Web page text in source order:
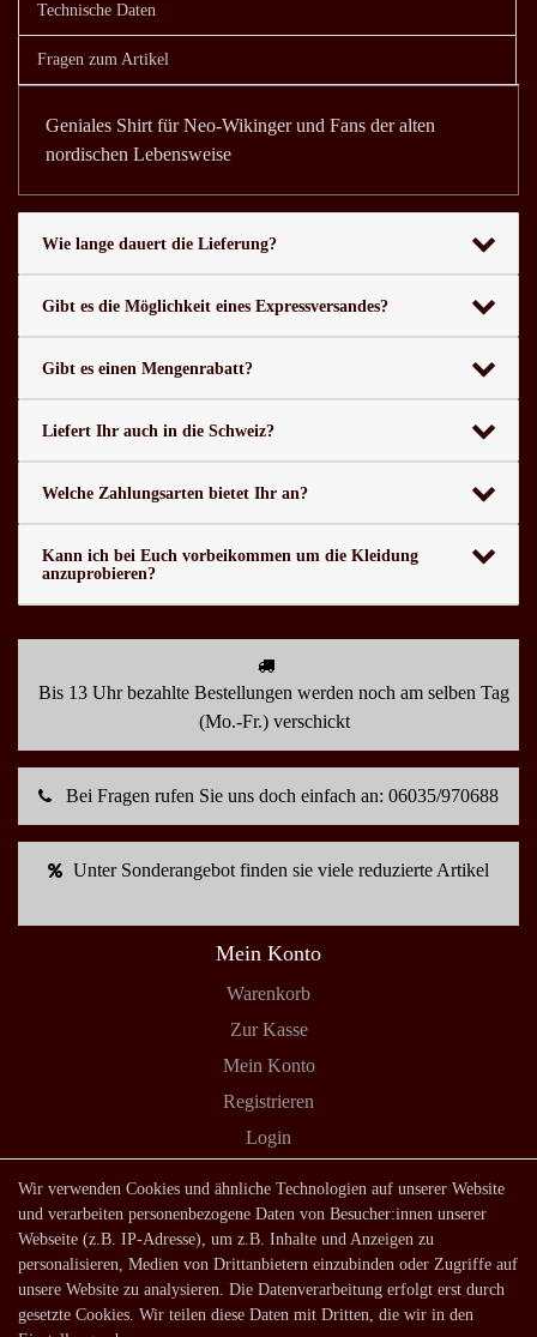
Technische Daten
Fragen zum Artikel
Geniales Shirt für Neo-Wikinger und Fans der alten
nordischen Lebensweise
Wie lange dauert die Lieferung?
Gibt es die Möglichkeit eines Expressversandes?
Gibt es einen Mengenrabatt?
Liefert Ihr auch in die Schweiz?
Welche Zahlungsarten bietet Ihr an?
Kann ich bei Euch vorbeikommen um die Kleidung
anzuprobieren?
Bis 13 Uhr bezahlte Bestellungen werden noch am selben Tag
(Mo.-Fr.) verschickt
Bei Fragen rufen Sie uns doch einfach an: 06035/970688
Unter Sonderangebot finden sie viele reduzierte Artikel
Mein Konto
Warenkorb
Zur Kasse
Mein Konto
Registrieren
Login
Shop
Lagerverkauf
Zahlungsarten
Versandarten und -kosten
Wir verwenden Cookies und ähnliche Technologien auf unserer Website
und verarbeiten personenbezogene Daten von Besucher:innen unserer
Webseite (z.B. IP-Adresse), um z.B. Inhalte und Anzeigen zu
personalisieren, Medien von Drittanbietern einzubinden oder Zugriffe auf
unsere Website zu analysieren. Die Datenverarbeitung erfolgt erst durch
gesetzte Cookies. Wir teilen diese Daten mit Dritten, die wir in den